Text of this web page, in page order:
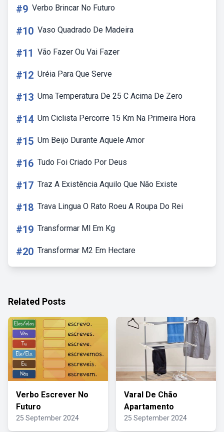
#9 Verbo Brincar No Futuro
#10 Vaso Quadrado De Madeira
#11 Vão Fazer Ou Vai Fazer
#12 Uréia Para Que Serve
#13 Uma Temperatura De 25 C Acima De Zero
#14 Um Ciclista Percorre 15 Km Na Primeira Hora
#15 Um Beijo Durante Aquele Amor
#16 Tudo Foi Criado Por Deus
#17 Traz A Existência Aquilo Que Não Existe
#18 Trava Lingua O Rato Roeu A Roupa Do Rei
#19 Transformar Ml Em Kg
#20 Transformar M2 Em Hectare
Related Posts
Verbo Escrever No
Futuro
25 September 2024
Varal De Chão
Apartamento
25 September 2024